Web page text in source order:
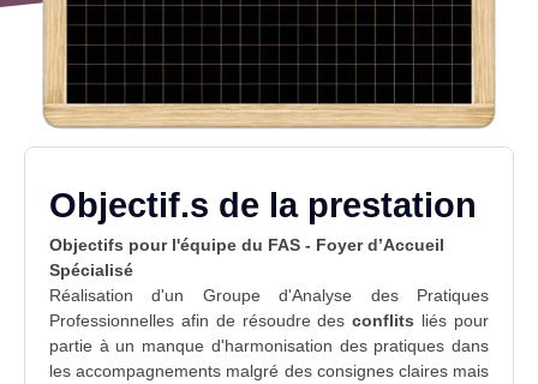
Objectif.s de la prestation
Objectifs pour l'équipe du FAS - Foyer d’Accueil
Spécialisé
Réalisation d'un Groupe d'Analyse des Pratiques
Professionnelles afin de résoudre desconflits liés pour
partie à un manque d'harmonisation des pratiques dans
les accompagnements malgré des consignes claires mais